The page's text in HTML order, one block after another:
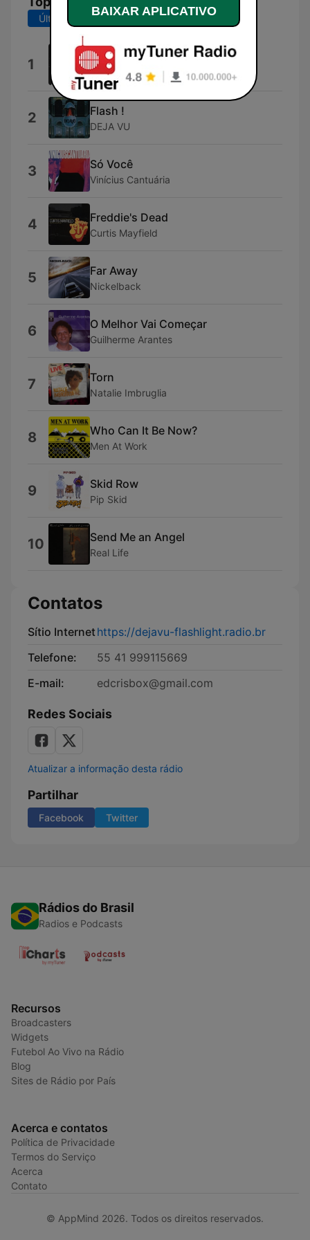
Últimos 7 dias Últimos 30 dias
1 Voltando ao passado
Voltz
2 Flash !
DEJA VU
3 Só Você
Vinícius Cantuária
4 Freddie's Dead
Curtis Mayfield
5 Far Away
Nickelback
6 O Melhor Vai Começar
Guilherme Arantes
7 Torn
Natalie Imbruglia
8 Who Can It Be Now?
Men At Work
9 Skid Row
Pip Skid
10 Send Me an Angel
Real Life
Contatos
Sítio Internethttps://dejavu-flashlight.radio.br
Telefone:
55 41 999115669
E-mail:
edcrisbox@gmail.com
Redes Sociais
Atualizar a informação desta rádio
Partilhar
Facebook Twitter
Rádios do Brasil
Radios e Podcasts
Recursos
Broadcasters
Widgets
Futebol Ao Vivo na Rádio
Blog
Sites de Rádio por País
Acerca e contatos
Política de Privacidade
Termos do Serviço
Acerca
Contato
© AppMind 2026. Todos os direitos reservados.
BAIXAR APLICATIVO